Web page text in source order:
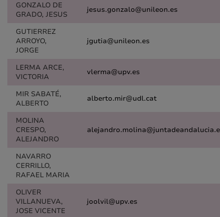
GONZALO DE
GRADO, JESUS
jesus.gonzalo@unileon.es
GUTIERREZ
ARROYO,
JORGE
jgutia@unileon.es
LERMA ARCE,
VICTORIA
vlerma@upv.es
MIR SABATÉ,
ALBERTO
alberto.mir@udl.cat
MOLINA
CRESPO,
ALEJANDRO
NAVARRO
CERRILLO,
RAFAEL MARIA
OLIVER
VILLANUEVA,
JOSE VICENTE
joolvil@upv.es